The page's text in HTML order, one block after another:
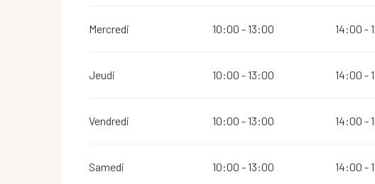
Mercredi 10:00 - 13:00 14:00 -
Jeudi 10:00 - 13:00 14:00 -
Vendredi 10:00 - 13:00 14:00 -
Samedi 10:00 - 13:00 14:00 -